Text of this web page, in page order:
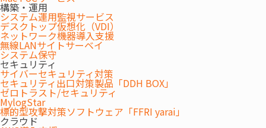
構築・運用
システム運用監視サービス
デスクトップ仮想化（VDI）
ネットワーク機器導入支援
無線LANサイトサーベイ
システム保守
セキュリティ
サイバーセキュリティ対策
セキュリティ出口対策製品「DDH BOX」
ゼロトラスト/セキュリティ
MylogStar
標的型攻撃対策ソフトウェア「FFRI yarai」
クラウド
受付は終了しました。
セミナープログラム
13:30～
14:00
『知っておきたい賃貸オフィス市場の動
向』